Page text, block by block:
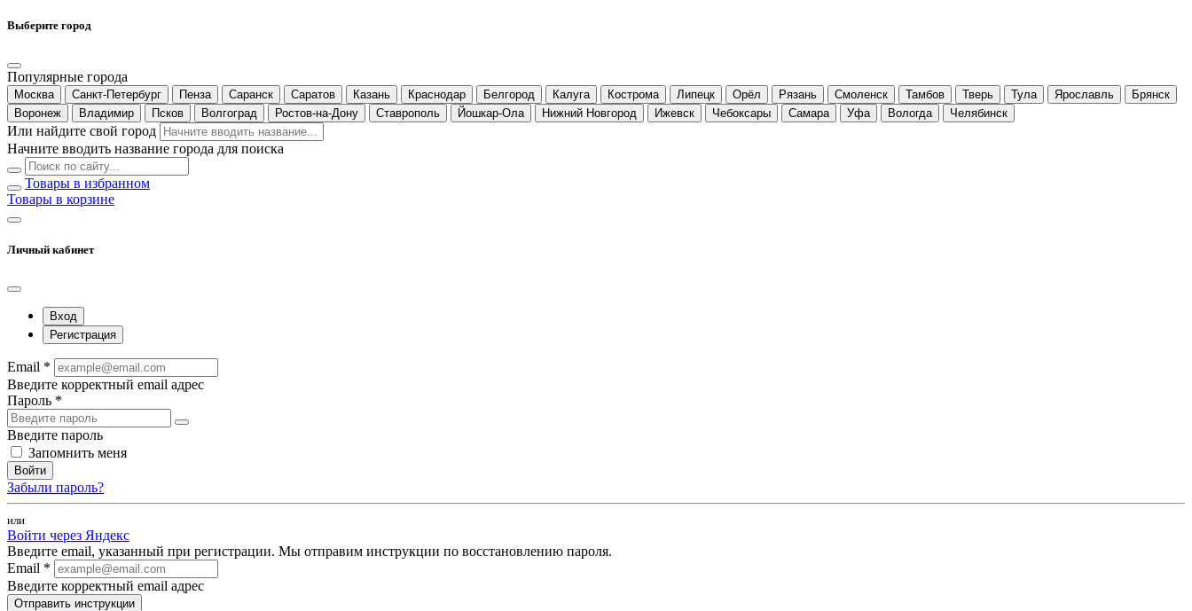
Выберите город
Популярные города
Москва Санкт-Петербург Пенза Саранск Саратов Казань Краснодар Белгород Калуга Кострома Липецк Орёл Рязань Смоленск Тамбов Тверь Тула Ярославль
Брянск
Воронеж
Владимир Псков Волгоград Ростов-на-Дону Ставрополь Йошкар-Ола Нижний Новгород Ижевск Чебоксары Самара Уфа Вологда Челябинск
Или найдите свой город
Начните вводить название города для поиска
Товары в избранном
Товары в корзине
Личный кабинет
Вход
Регистрация
Email *
Введите корректный email адрес
Пароль *
Введите пароль
Запомнить меня
Войти
Забыли пароль?
или
Войти через Яндекс
Введите email, указанный при регистрации. Мы отправим инструкции по восстановлению пароля.
Email *
Введите корректный email адрес
Отправить инструкции